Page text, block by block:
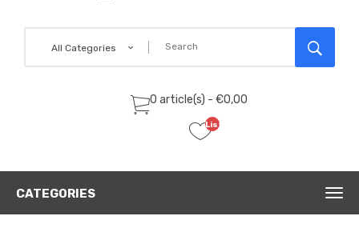
All Categories
0 article(s) - €0,00
Liste
(0)
CATEGORIES